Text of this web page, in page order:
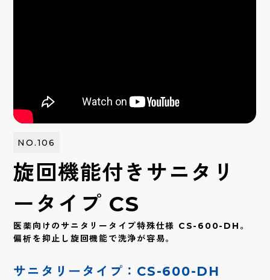
NO.106
旋回機能付きサニタリ
ータイプ CS
医薬向けのサニタリータイプ特殊仕様 CS-600-DH。
偏析を抑止し旋回機能で洗浄が容易。
サニタリータイプ：CS-600-DH